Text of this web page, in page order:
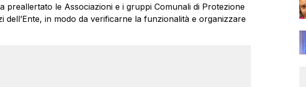
preallertato le Associazioni e i gruppi Comunali di Protezione
dell’Ente, in modo da verificarne la funzionalità e organizzare